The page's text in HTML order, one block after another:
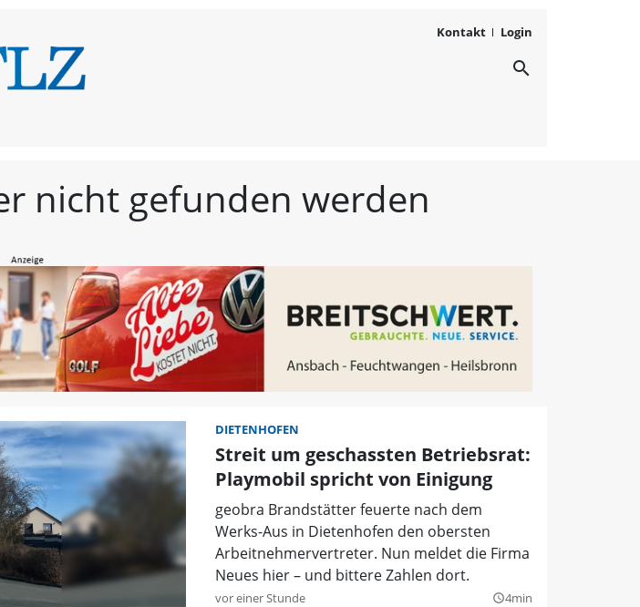
Kontakt Login
FLZ – Nachrichten aus search
nicht gefunden werden
DIETENHOFEN
Streit um geschassten Betriebsrat:
Playmobil spricht von Einigung
geobra Brandstätter feuerte nach dem
Werks-Aus in Dietenhofen den obersten
Arbeitnehmervertreter. Nun meldet die Firma
Neues hier – und bittere Zahlen dort.
vor einer Stunde query_builder4min